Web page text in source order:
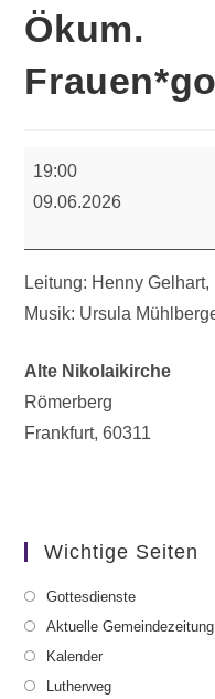
Ökum.
19:00
09.06.2026
Leitung: Henny
Musik: Ursula
Alte Nikolaikirche
Römerberg
Frankfurt,60311
Wichtige Seiten
Gottesdienste
Aktuelle Gemeindezeitung
Kalender
Lutherweg